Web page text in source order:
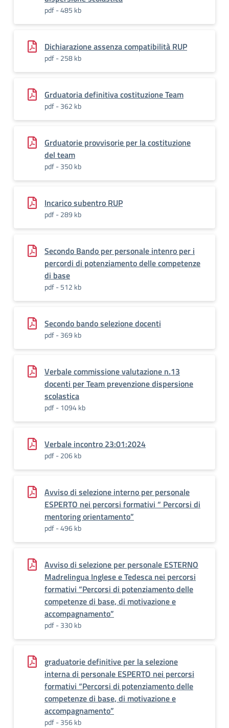
pdf - 485 kb
Dichiarazione assenza compatibilità RUP
pdf - 258 kb
Grduatoria definitiva costituzione Team
pdf - 362 kb
Grduatorie provvisorie per la costituzione
del team
pdf - 350 kb
Incarico subentro RUP
pdf - 289 kb
Secondo Bando per personale intenro per i
percordi di potenziamento delle competenze
di base
pdf - 512 kb
Secondo bando selezione docenti
pdf - 369 kb
Verbale commissione valutazione n.13
docenti per Team prevenzione dispersione
scolastica
pdf - 1094 kb
Verbale incontro 23:01:2024
pdf - 206 kb
Avviso di selezione interno per personale
ESPERTO nei percorsi formativi “ Percorsi di
mentoring orientamento”
pdf - 496 kb
Avviso di selezione per personale ESTERNO
Madrelingua Inglese e Tedesca nei percorsi
formativi “Percorsi di potenziamento delle
competenze di base, di motivazione e
accompagnamento”
pdf - 330 kb
graduatorie definitive per la selezione
interna di personale ESPERTO nei percorsi
formativi “Percorsi di potenziamento delle
competenze di base, di motivazione e
accompagnamento”
pdf - 356 kb